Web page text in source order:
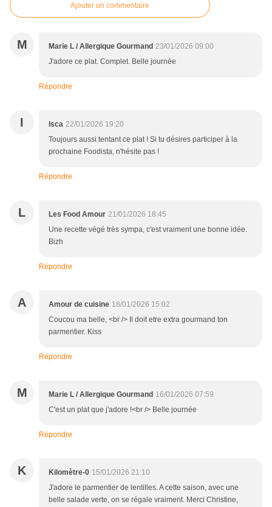
Ajouter un commentaire
M Marie L / Allergique Gourmand 23/01/2026 09:00
J'adore ce plat. Complet. Belle journée
Répondre
I Isca 22/01/2026 19:20
Toujours aussi tentant ce plat ! Si tu désires participer à la
prochaine Foodista, n'hésite pas !
Répondre
L Les Food Amour 21/01/2026 18:45
Une recette végé très sympa, c'est vraiment une bonne idée.
Bizh
Répondre
A Amour de cuisine 18/01/2026 15:02
Coucou ma belle, <br /> Il doit etre extra gourmand ton
parmentier. Kiss
Répondre
M Marie L / Allergique Gourmand 16/01/2026 07:59
C'est un plat que j'adore !<br /> Belle journée
Répondre
K Kilomètre-0 15/01/2026 21:10
J'adore le parmentier de lentilles. A cette saison, avec une
belle salade verte, on se régale vraiment. Merci Christine,